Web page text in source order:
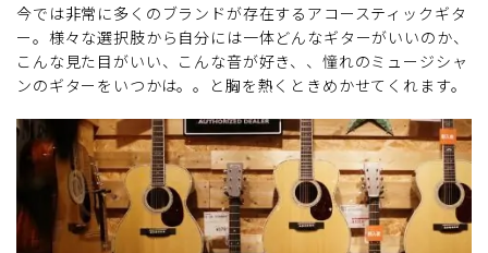
今では非常に多くのブランドが存在するアコースティックギタ
ー。様々な選択肢から自分には一体どんなギターがいいのか、
こんな見た目がいい、こんな音が好き、、憧れのミュージシャ
ンのギターをいつかは。。と胸を熱くときめかせてくれます。